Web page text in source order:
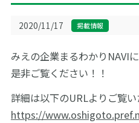
2020/11/17 掲載情報
みえの企業まるわかりNAVI
是非ご覧ください！！
詳細は以下のURLよりご覧い
https://